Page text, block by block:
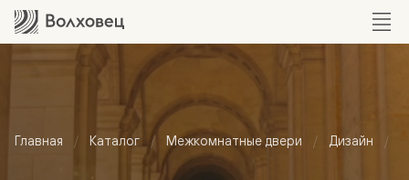
Главная Каталог Межкомнатные двери Дизайн